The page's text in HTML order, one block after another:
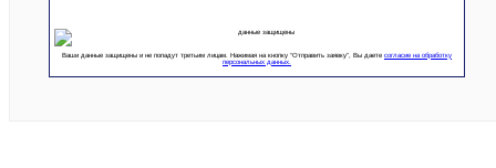
Ваши данные защищены и не попадут третьим лицам. Нажимая на кнопку “Отправить заявку”, Вы даете согласие на обработку
персональных данных.